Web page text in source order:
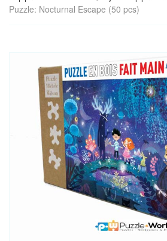
re
Puzzle: Nocturnal Escape (50 pcs)